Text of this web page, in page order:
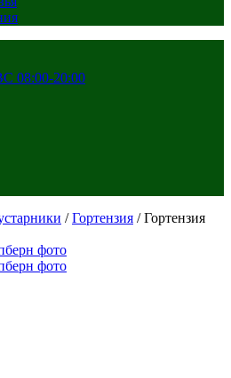
08:00-20:00
/Гортензия / Гортензия